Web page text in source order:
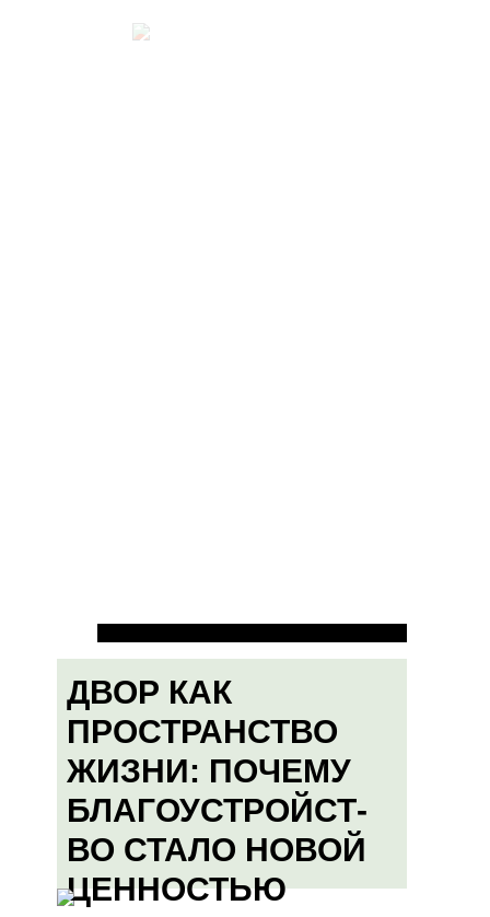
ДВОР КАК
ПРОСТРАНСТВО
ЖИЗНИ: ПОЧЕМУ
БЛАГОУСТРОЙСТ-
ВО СТАЛО НОВОЙ
ЦЕННОСТЬЮ